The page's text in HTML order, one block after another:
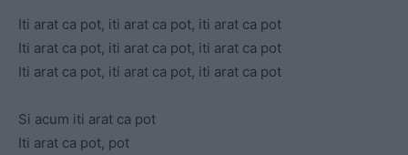
Iti arat ca pot, iti arat ca pot, iti arat ca pot
Iti arat ca pot, iti arat ca pot, iti arat ca pot
Iti arat ca pot, iti arat ca pot, iti arat ca pot
Si acum iti arat ca pot
Iti arat ca pot, pot